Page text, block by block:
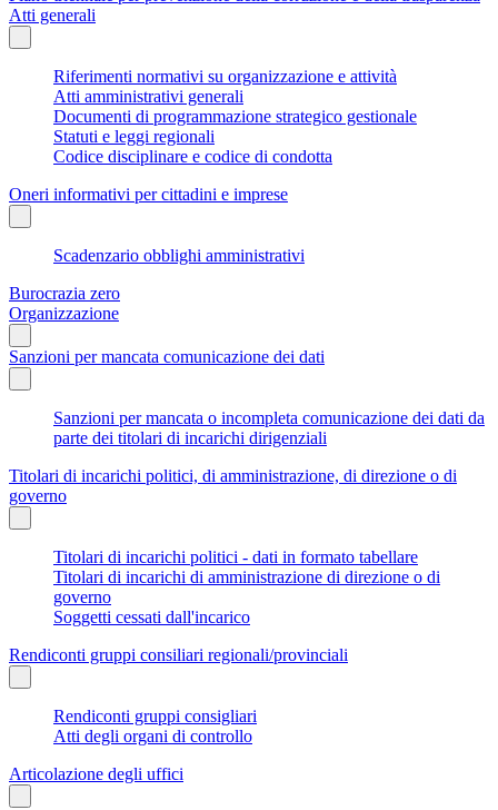
Atti generali
Riferimenti normativi su organizzazione e attività
Atti amministrativi generali
Documenti di programmazione strategico gestionale
Statuti e leggi regionali
Codice disciplinare e codice di condotta
Oneri informativi per cittadini e imprese
Scadenzario obblighi amministrativi
Burocrazia zero
Organizzazione
Sanzioni per mancata comunicazione dei dati
Sanzioni per mancata o incompleta comunicazione dei dati da
parte dei titolari di incarichi dirigenziali
Titolari di incarichi politici, di amministrazione, di direzione o di
governo
Titolari di incarichi politici - dati in formato tabellare
Titolari di incarichi di amministrazione di direzione o di
governo
Soggetti cessati dall'incarico
Rendiconti gruppi consiliari regionali/provinciali
Rendiconti gruppi consigliari
Atti degli organi di controllo
Articolazione degli uffici